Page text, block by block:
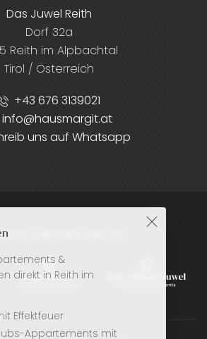
Das Juwel Reith
Dorf 32a
Reith im Alpbachtal
Tirol / Österreich
+43 676 3139021
info@hausmargit.at
uns auf Whatsapp
UNTERKÜNFTE
&
direkt in Reith im
Effektfeuer
Appartements mit